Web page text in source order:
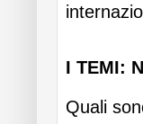
I TEMI:
Quali